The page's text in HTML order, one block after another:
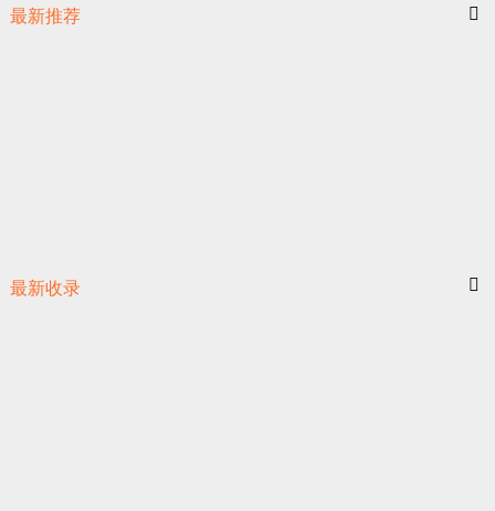
最新推荐
最新收录